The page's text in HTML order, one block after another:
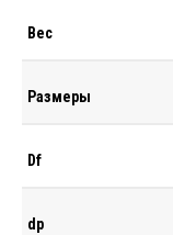
Вес
Размеры
Df
dp